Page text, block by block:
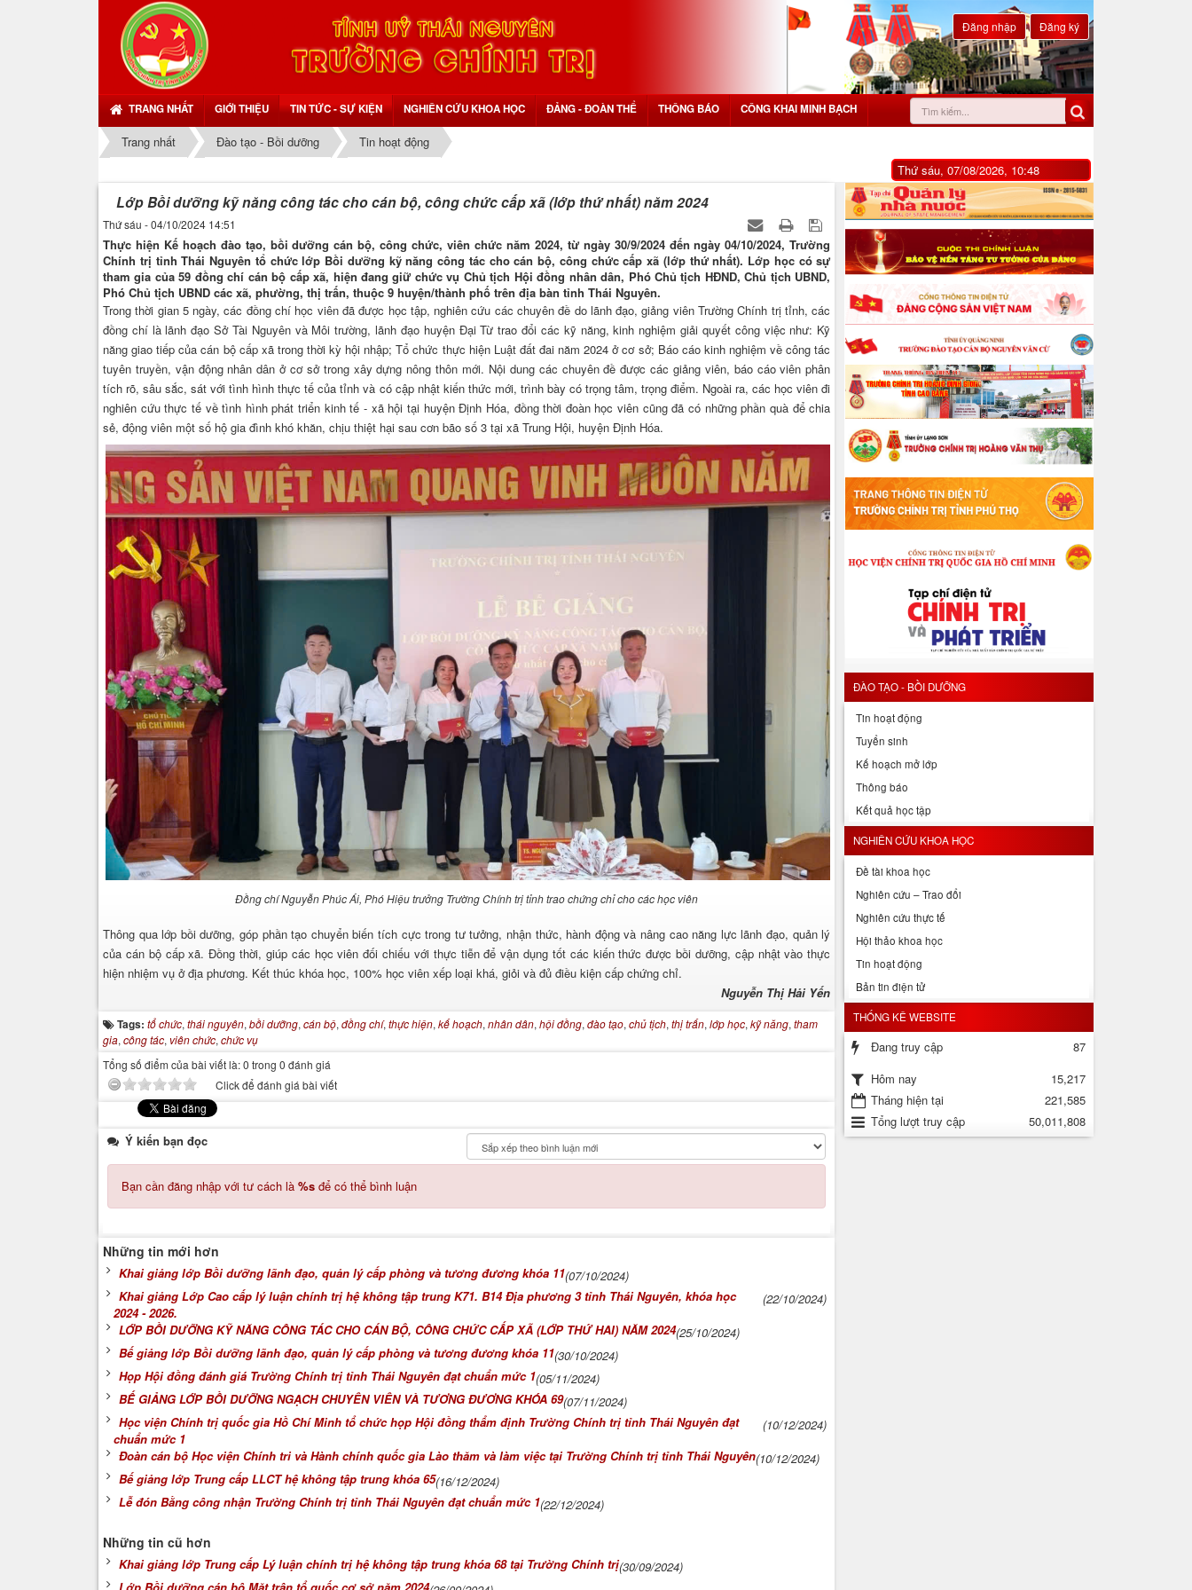
Đăng nhập Đăng ký
TRANG NHẤT GIỚI THIỆU TIN TỨC - SỰ KIỆN NGHIÊN CỨU KHOA HỌC ĐẢNG - ĐOÀN THỂ THÔNG BÁO CÔNG KHAI MINH BẠCH
Trang nhất Đào tạo - Bồi dưỡng
Tin hoạt động
Thứ sáu, 07/08/2026, 10:48
Lớp Bồi dưỡng kỹ năng công tác cho cán bộ, công chức cấp xã (lớp thứ nhất) năm 2024
Thứ sáu - 04/10/2024 14:51
Thực hiện Kế hoạch đào tạo, bồi dưỡng cán bộ, công chức, viên chức năm 2024, từ ngày 30/9/2024 đến ngày 04/10/2024, Trường
Chính trị tỉnh Thái Nguyên tổ chức lớp Bồi dưỡng kỹ năng công tác cho cán bộ, công chức cấp xã (lớp thứ nhất). Lớp học có sự
tham gia của 59 đồng chí cán bộ cấp xã, hiện đang giữ chức vụ Chủ tịch Hội đồng nhân dân, Phó Chủ tịch HĐND, Chủ tịch UBND,
Phó Chủ tịch UBND các xã, phường, thị trấn, thuộc 9 huyện/thành phố trên địa bàn tỉnh Thái Nguyên.
Trong thời gian 5 ngày, các đồng chí học viên đã được học tập, nghiên cứu các chuyên đề do lãnh đạo, giảng viên Trường Chính trị tỉnh, các
đồng chí là lãnh đạo Sở Tài Nguyên và Môi trường, lãnh đạo huyện Đại Từ trao đổi các kỹ năng, kinh nghiệm giải quyết công việc như: Kỹ
năng giao tiếp của cán bộ cấp xã trong thời kỳ hội nhập; Tổ chức thực hiện Luật đất đai năm 2024 ở cơ sở; Báo cáo kinh nghiệm về công tác
tuyên truyền, vận động nhân dân ở cơ sở trong xây dựng nông thôn mới. Nội dung các chuyên đề được các giảng viên, báo cáo viên phân
tích rõ, sâu sắc, sát với tình hình thực tế của tỉnh và có cập nhật kiến thức mới, trình bày có trọng tâm, trọng điểm. Ngoài ra, các học viên đi
nghiên cứu thực tế về tình hình phát triển kinh tế - xã hội tại huyện Định Hóa, đồng thời đoàn học viên cũng đã có những phần quà để chia
sẻ, động viên một số hộ gia đình khó khăn, chịu thiệt hại sau cơn bão số 3 tại xã Trung Hội, huyện Định Hóa.
Đồng chí Nguyễn Phúc Ái, Phó Hiệu trưởng Trường Chính trị tỉnh trao chứng chỉ cho các học viên
Thông qua lớp bồi dưỡng, góp phần tạo chuyển biến tích cực trong tư tưởng, nhận thức, hành động và nâng cao năng lực lãnh đạo, quản lý
của cán bộ cấp xã. Đồng thời, giúp các học viên đối chiếu với thực tiễn để vận dụng tốt các kiến thức được bồi dưỡng, cập nhật vào thực
hiện nhiệm vụ ở địa phương. Kết thúc khóa học, 100% học viên xếp loại khá, giỏi và đủ điều kiện cấp chứng chỉ.
Nguyễn Thị Hải Yến
Tags: tổ chức, thái nguyên, bồi dưỡng, cán bộ, đồng chí, thực hiện, kế hoạch, nhân dân, hội đồng, đào tạo, chủ tịch, thị trấn, lớp học, kỹ năng, tham
gia, công tác, viên chức, chức vụ
Tổng số điểm của bài viết là: 0 trong 0 đánh giá
Click để đánh giá bài viết
Ý kiến bạn đọc
Bạn cần đăng nhập với tư cách là %s để có thể bình luận
Những tin mới hơn
Khai giảng lớp Bồi dưỡng lãnh đạo, quản lý cấp phòng và tương đương khóa 11(07/10/2024)
Khai giảng Lớp Cao cấp lý luận chính trị hệ không tập trung K71. B14 Địa phương 3 tỉnh Thái Nguyên, khóa học
2024 - 2026.
(22/10/2024)
LỚP BỒI DƯỠNG KỸ NĂNG CÔNG TÁC CHO CÁN BỘ, CÔNG CHỨC CẤP XÃ (LỚP THỨ HAI) NĂM 2024(25/10/2024)
Bế giảng lớp Bồi dưỡng lãnh đạo, quản lý cấp phòng và tương đương khóa 11(30/10/2024)
Họp Hội đồng đánh giá Trường Chính trị tỉnh Thái Nguyên đạt chuẩn mức 1(05/11/2024)
BẾ GIẢNG LỚP BỒI DƯỠNG NGẠCH CHUYÊN VIÊN VÀ TƯƠNG ĐƯƠNG KHÓA 69(07/11/2024)
Học viện Chính trị quốc gia Hồ Chí Minh tổ chức họp Hội đồng thẩm định Trường Chính trị tỉnh Thái Nguyên đạt
chuẩn mức 1
(10/12/2024)
Đoàn cán bộ Học viện Chính tri và Hành chính quốc gia Lào thăm và làm việc tại Trường Chính trị tỉnh Thái Nguyên(10/12/2024)
Bế giảng lớp Trung cấp LLCT hệ không tập trung khóa 65(16/12/2024)
Lễ đón Bằng công nhận Trường Chính trị tỉnh Thái Nguyên đạt chuẩn mức 1(22/12/2024)
Những tin cũ hơn
Khai giảng lớp Trung cấp Lý luận chính trị hệ không tập trung khóa 68 tại Trường Chính trị(30/09/2024)
ĐÀO TẠO - BỒI DƯỠNG
Tin hoạt động
Tuyển sinh
Kế hoạch mở lớp
Thông báo
Kết quả học tập
NGHIÊN CỨU KHOA HỌC
Đề tài khoa học
Nghiên cứu – Trao đổi
Nghiên cứu thực tế
Hội thảo khoa học
Tin hoạt động
Bản tin điện tử
THỐNG KÊ WEBSITE
Đang truy cập
87
Hôm nay
15,217
Tháng hiện tại
221,585
Tổng lượt truy cập
50,011,808